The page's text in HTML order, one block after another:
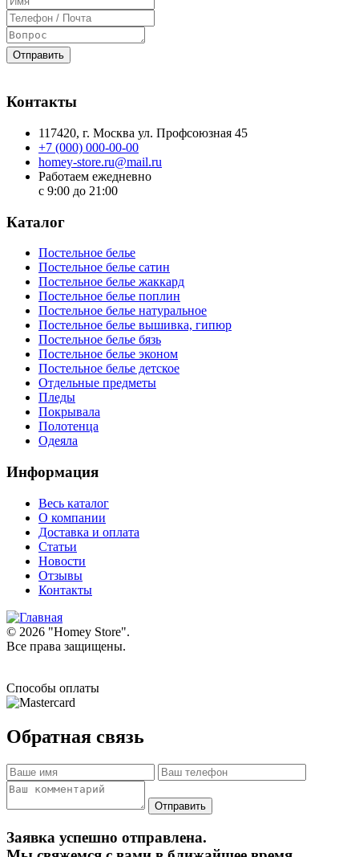
Отправить
Контакты
117420, г. Москва ул. Профсоюзная 45
+7 (000) 000-00-00
homey-store.ru@mail.ru
Работаем ежедневно
с 9:00 до 21:00
Каталог
Постельное белье
Постельное белье сатин
Постельное белье жаккард
Постельное белье поплин
Постельное белье натуральное
Постельное белье вышивка, гипюр
Постельное белье бязь
Постельное белье эконом
Постельное белье детское
Отдельные предметы
Пледы
Покрывала
Полотенца
Одеяла
Информация
Весь каталог
О компании
Доставка и оплата
Статьи
Новости
Отзывы
Контакты
© 2026 "Homey Store".
Все права защищены.
Способы оплаты
Обратная связь
Заявка успешно отправлена.